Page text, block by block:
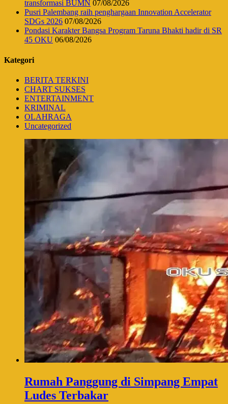
transformasi BUMN 07/08/2026
Pusri Palembang raih penghargaan Innovation Accelerator
SDGs 2026 07/08/2026
Pondasi Karakter Bangsa Program Taruna Bhakti hadir di SR
45 OKU 06/08/2026
Kategori
BERITA TERKINI
CHART SUKSES
ENTERTAINMENT
KRIMINAL
OLAHRAGA
Uncategorized
Rumah Panggung di Simpang Empat
Ludes Terbakar